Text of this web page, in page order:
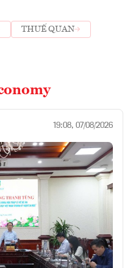
THUẾ QUAN
19:08, 07/08/2026